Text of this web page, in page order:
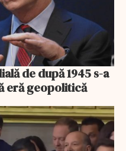
de după 1945 s-a
eră geopolitică